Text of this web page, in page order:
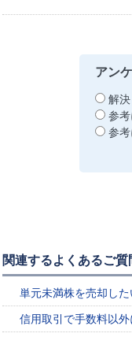
アン
解決
参
参
関連するよくあるご質
単元未満株を売却した
信用取引で手数料以